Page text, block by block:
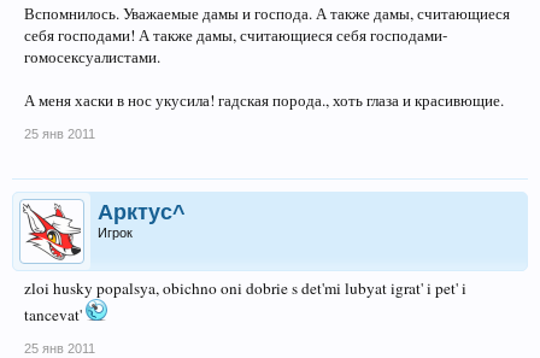
Вспомнилось. Уважаемые дамы и господа. А также дамы, считающиеся
себя господами! А также дамы, считающиеся себя господами-
гомосексуалистами.
А меня хаски в нос укусила! гадская порода., хоть глаза и красивющие.
25 янв 2011
Арктус^
Игрок
zloi husky popalsya, obichno oni dobrie s det'mi lubyat igrat' i pet' i
tancevat'
25 янв 2011